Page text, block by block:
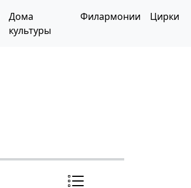
Дома
культуры
Филармонии Цирки